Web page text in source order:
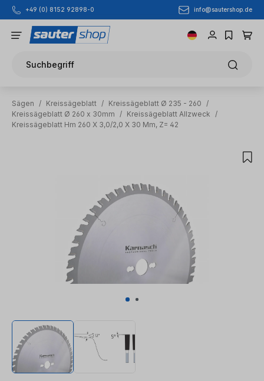
Zum Hauptinhalt springen
+49 (0) 8152 92898-0 info@sautershop.de
Suchbegriff
Sägen / Kreissägeblatt / Kreissägeblatt Ø 235 - 260
/
Kreissägeblatt Ø 260 x 30mm
/ Kreissägeblatt Allzweck
/
Kreissägeblatt Hm 260 X 3,0/2,0 X 30 Mm, Z= 42